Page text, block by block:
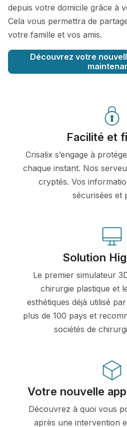
depuis votre domicile grâce à
Cela vous permettra de
votre famille et vos amis.
Découvrez votre
Facilité et
Crisalix s’engage à
chaque instant. Nos
cryptés. Vos
sécurisées et
Solution
Le premier simulateur
chirurgie plastique et
esthétiques déjà utilisé
plus de 100 pays et
sociétés de
Votre nouvelle
Découvrez à quoi vous
après une intervention